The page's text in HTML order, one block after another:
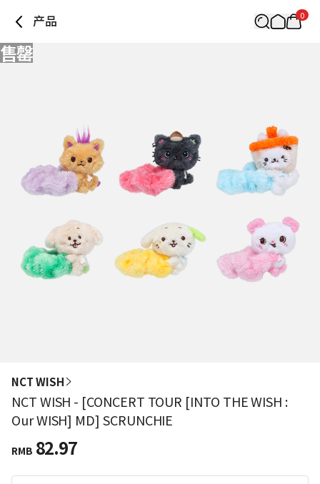
产品 0
售罄
NCT WISH
NCT WISH - [CONCERT TOUR [INTO THE WISH :
Our WISH] MD] SCRUNCHIE
RMB 82.97